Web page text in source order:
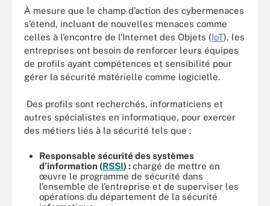
À mesure que le champ d’action des cybermenaces
s’étend, incluant de nouvelles menaces comme
celles à l’encontre de l’Internet des Objets (IoT), les
entreprises ont besoin de renforcer leurs équipes
de profils ayant compétences et sensibilité pour
gérer la sécurité matérielle comme logicielle.
Des profils sont recherchés, informaticiens et
autres spécialistes en informatique, pour exercer
des métiers liés à la sécurité tels que :
Responsable sécurité des systèmes
d’information (RSSI) :chargé de mettre en
œuvre le programme de sécurité dans
l’ensemble de l’entreprise et de superviser les
opérations du département de la sécurité